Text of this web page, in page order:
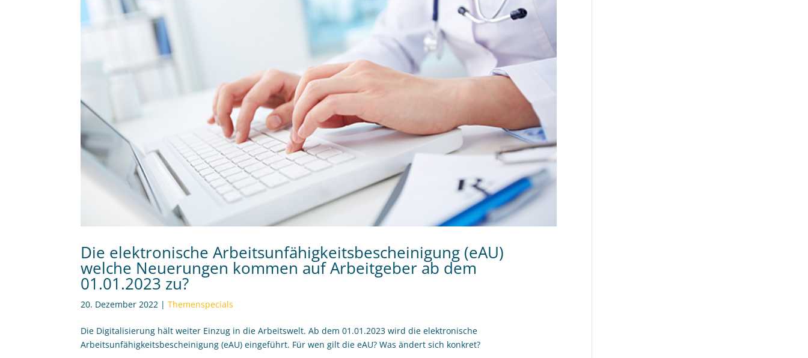
Die elektronische Arbeitsunfähigkeitsbescheinigung (eAU) 
welche Neuerungen kommen auf Arbeitgeber ab dem
01.01.2023 zu?
20. Dezember 2022 |Themenspecials
Die Digitalisierung hält weiter Einzug in die Arbeitswelt. Ab dem 01.01.2023 wird die elektronische
Arbeitsunfähigkeitsbescheinigung (eAU) eingeführt. Für wen gilt die eAU? Was ändert sich konkret?